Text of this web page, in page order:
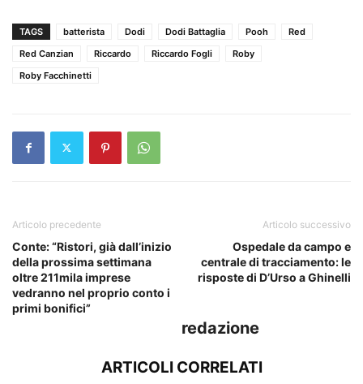
TAGS batterista Dodi Dodi Battaglia Pooh
Red
Red Canzian
Riccardo Riccardo Fogli
Roby
Roby Facchinetti
Articolo precedente
Conte: “Ristori, già dall’inizio
della prossima settimana
oltre 211mila imprese
vedranno nel proprio conto i
primi bonifici”
Articolo successivo
Ospedale da campo e
centrale di tracciamento: le
risposte di D’Urso a Ghinelli
redazione
ARTICOLI CORRELATI